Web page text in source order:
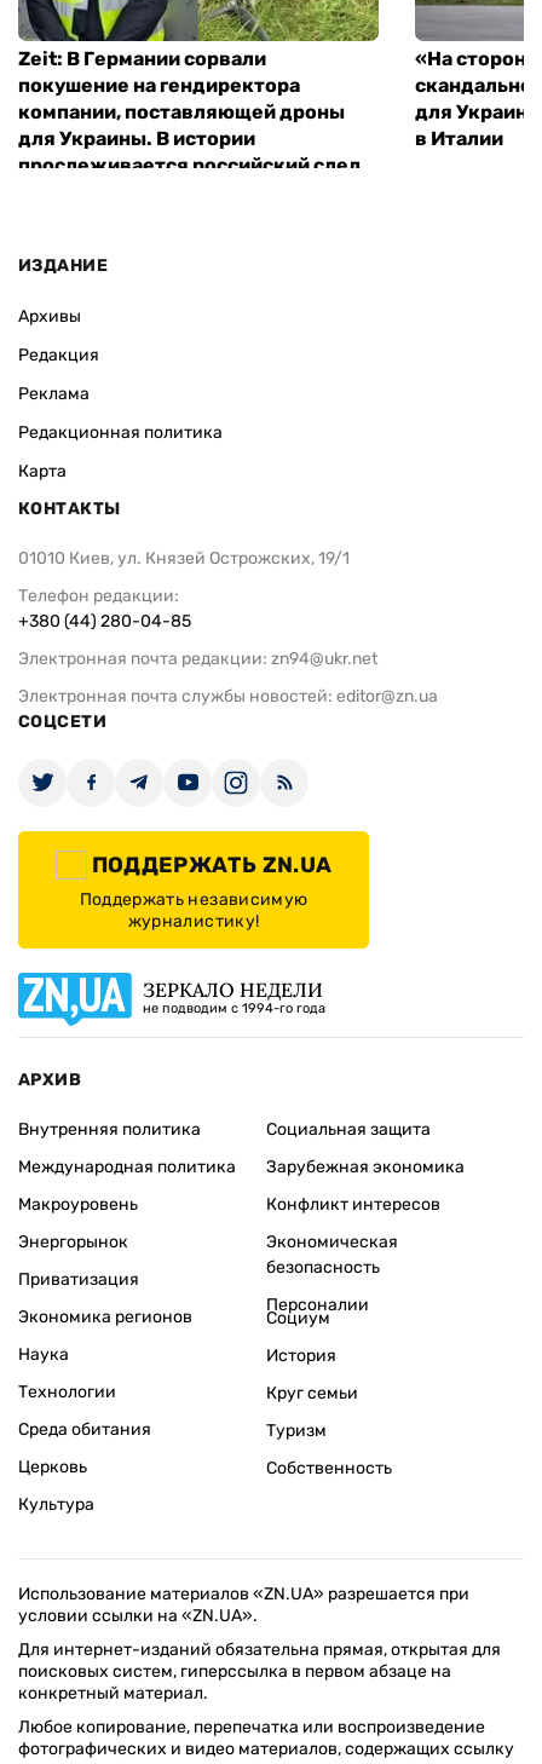
Zeit: В Германии сорвали
покушение на гендиректора
компании, поставляющей дроны
для Украины. В истории
прослеживается российский след
«На
для
в Италии
ИЗДАНИЕ
Архивы
Редакция
Реклама
Редакционная политика
Карта
КОНТАКТЫ
01010 Киев, ул. Князей Острожских, 19/1
Телефон редакции:
+380 (44) 280-04-85
Электронная почта редакции: zn94@ukr.net
Электронная почта службы новостей: editor@zn.ua
СОЦСЕТИ
ПОДДЕРЖАТЬ ZN.UA
Поддержать независимую
журналистику!
ЗЕРКАЛО НЕДЕЛИ
не подводим с 1994-го года
АРХИВ
Внутренняя политика
Международная политика
Макроуровень
Энергорынок
Приватизация
Экономика регионов
Социальная защита
Зарубежная экономика
Конфликт интересов
Экономическая
безопасность
Персоналии
Наука
Технологии
Среда обитания
Церковь
Культура
Социум
История
Круг семьи
Туризм
Собственность
Использование материалов «ZN.UA» разрешается при
условии ссылки на «ZN.UA».
Для интернет-изданий обязательна прямая, открытая для
поисковых систем, гиперссылка в первом абзаце на
конкретный материал.
Любое копирование, перепечатка или воспроизведение
фотографических и видео материалов, содержащих ссылку